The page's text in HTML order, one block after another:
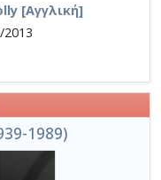
[Αγγλική]
1989)